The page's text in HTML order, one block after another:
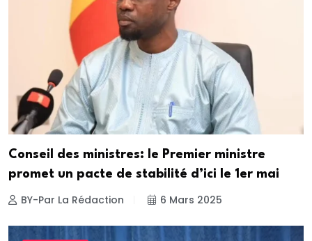
Conseil des ministres: le Premier ministre
promet un pacte de stabilité d’ici le 1er mai
BY-Par La Rédaction 6 Mars 2025